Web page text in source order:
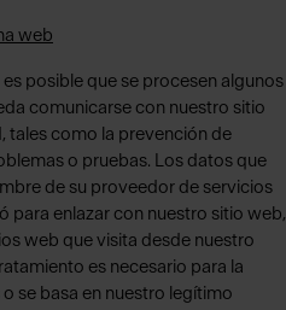
web
posible que se procesen algunos
comunicarse con nuestro sitio
tales como la prevención de
o pruebas. Los datos que
de su proveedor de servicios
para enlazar con nuestro sitio web,
web que visita desde nuestro
es necesario para la
se basa en nuestro legítimo